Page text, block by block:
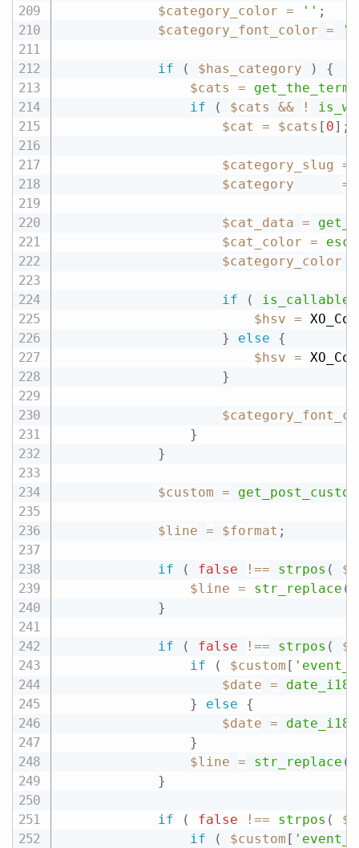
$category_color = '' ;
$category_font_color = ''
if ( $has_category )
{
$cats
= get_the_terms
if
( $cats && !
$cat
= $cats [ 0] ;
$category_slug =
$category
=
$cat_data =
$cat_color =
$category_color
if ( is_callable
$hsv =
}
else
{
$hsv =
}
}
}
$custom = get_post_custom
$line = $format ;
if ( false !== strpos (
$line = str_replace (
}
if ( false !== strpos (
if
( $custom [
$date = date_i18n
}
else
{
$date = date_i18n
}
$line = str_replace (
}
if ( false !== strpos (
if
( $custom [